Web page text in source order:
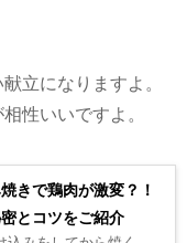
立になりますよ。
相性いいですよ。
きで鶏肉が激変？！
とコツをご紹介